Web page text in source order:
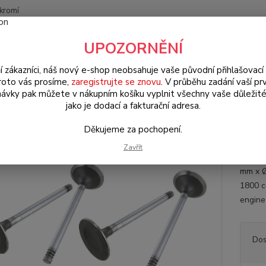
Hledat
Bus Typ 2 (1967 » 79) Motorové díly (Engine parts) Ventily
sací/39.3mm - Typ 2/25 (»
mm x
1800
UPOZORNĚNÍ
zákazníci, náš nový e-shop neobsahuje vaše původní přihlašovací
vás prosíme, zaregistrujte se znovu. V průběhu zadání vaší
pak můžete v nákupním košíku vyplnit všechny vaše
jako je dodací a fakturační adresa.
Děkujeme za pochopení.
Zavřít